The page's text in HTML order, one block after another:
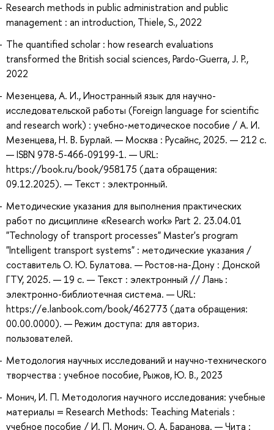
Research methods in public administration and public
management : an introduction, Thiele, S., 2022
The quantified scholar : how research evaluations
transformed the British social sciences, Pardo-Guerra, J. P.,
2022
Мезенцева, А. И., Иностранный язык для научно-
исследовательской работы (Foreign language for scientific
and research work) : учебно-методическое пособие / А. И.
Мезенцева, Н. В. Бурлай. — Москва : Русайнс, 2025. — 212 с.
— ISBN 978-5-466-09199-1. — URL:
https://book.ru/book/958175 (дата обращения:
09.12.2025). — Текст : электронный.
Методические указания для выполнения практических
работ по дисциплине «Research work» Part 2. 23.04.01
"Technology of transport processes" Master's program
"Intelligent transport systems" : методические указания /
составитель О. Ю. Булатова. — Ростов-на-Дону : Донской
ГТУ, 2025. — 19 с. — Текст : электронный // Лань :
электронно-библиотечная система. — URL:
https://e.lanbook.com/book/462773 (дата обращения:
00.00.0000). — Режим доступа: для авториз.
пользователей.
Методология научных исследований и научно-технического
творчества : учебное пособие, Рыжов, Ю. В., 2023
Монич, И. П. Методология научного исследования: учебные
материалы = Research Methods: Teaching Materials :
учебное пособие / И. П. Монич, О. А. Баранова. — Чита :